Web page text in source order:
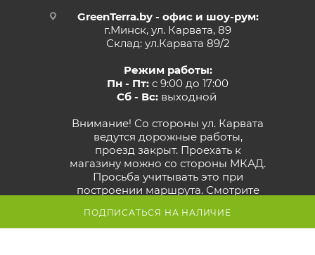
ПОДПИСАТЬСЯ НА НАЛИЧИЕ
GreenTerra.by - офис и шоу-рум:
г.Минск, ул. Карвата, 89
Склад: ул.Карвата 89/2
Режим работы:
Пн - Пт: с 9:00 до 17:00
Сб - Вс:выходной
Внимание! Со стороны ул. Карвата
ведутся дорожные работы,
проезд закрыт. Проехать к
магазину можно со стороны МКАД.
Просьба учитывать это при
построении маршрута. Смотрите